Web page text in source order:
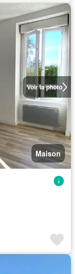
Voir la photo
Maison